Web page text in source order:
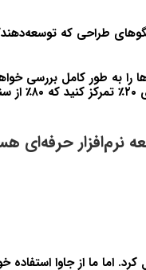
طراحی که
را به طور کامل بررسی
الگوهای طراحی و
اما ما از جاوا استفاده